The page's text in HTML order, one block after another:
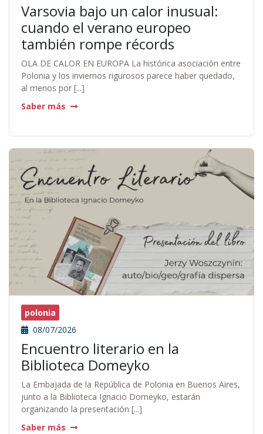
Varsovia bajo un calor inusual:
cuando el verano europeo
también rompe récords
OLA DE CALOR EN EUROPA La histórica asociación entre
Polonia y los inviernos rigurosos parece haber quedado,
al menos por [...]
Saber más
polonia
08/07/2026
Encuentro literario en la
Biblioteca Domeyko
La Embajada de la República de Polonia en Buenos Aires,
junto a la Biblioteca Ignacio Domeyko, estarán
organizando la presentación [...]
Saber más